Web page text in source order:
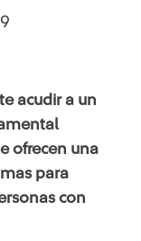
acudir a un
ofrecen una
para
con